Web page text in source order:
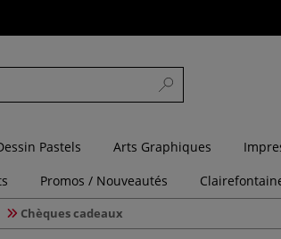
Pastels Arts Graphiques
Promos / Nouveautés
Chèques cadeaux